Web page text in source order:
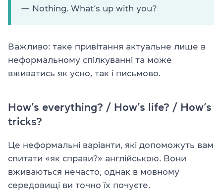
— Nothing. What’s up with you?
Важливо: таке привітання актуальне лише в
неформальному спілкуванні та може
вживатись як усно, так і письмово.
How’s everything? / How’s life? / How’s
tricks?
Це неформальні варіанти, які допоможуть вам
спитати «як справи?» англійською. Вони
вживаються нечасто, однак в мовному
середовищі ви точно їх почуєте.